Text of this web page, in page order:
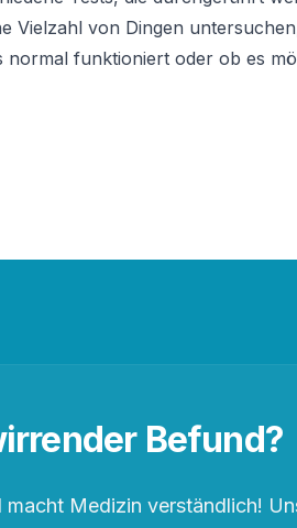
Vielzahl von Dingen
funktioniert oder ob es
Befund?
macht Medizin verständlich!